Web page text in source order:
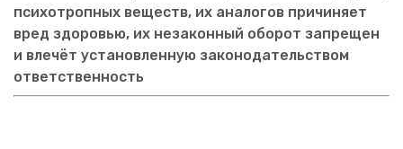
психотропных веществ, их аналогов причиняет
вред здоровью, их незаконный оборот запрещен
и влечёт установленную законодательством
ответственность